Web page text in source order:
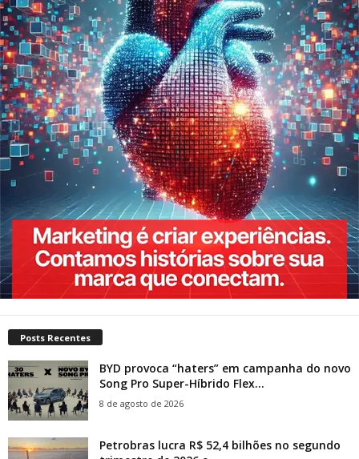
Posts Recentes
BYD provoca “haters” em campanha do novo
Song Pro Super-Híbrido Flex...
8 de agosto de 2026
Petrobras lucra R$ 52,4 bilhões no segundo